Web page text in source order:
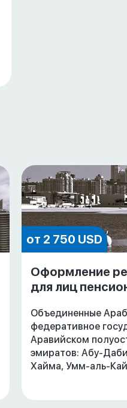
от 2 750 USD
Оформление
для лиц
Объединенные
федеративное
Аравийском
эмиратов: Абу-
Хайма, Умм-аль-